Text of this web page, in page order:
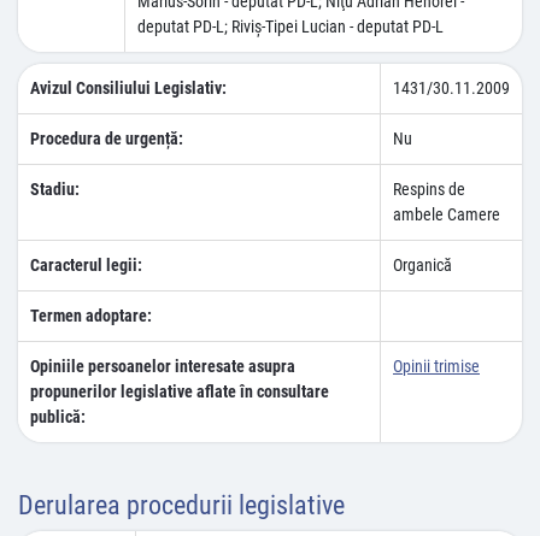
deputat PD-L; Riviş-Tipei Lucian - deputat PD-L
Avizul Consiliului Legislativ: 1431/30.11.2009
Procedura de urgență: Nu
Stadiu:
Respins de
ambele Camere
Caracterul legii: Organică
Termen adoptare:
Opiniile persoanelor interesate asupra
propunerilor legislative aflate în consultare
publică:
Opinii trimise
Derularea procedurii legislative